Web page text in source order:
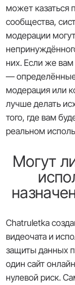
может казаться
сообщества,
модерации
них. Если же
— определённые
модерация или
лучше делать
того, где вам
реальном
Могут
Chatruletka
видеочата и
защиты данных
один сайт
нулевой риск.